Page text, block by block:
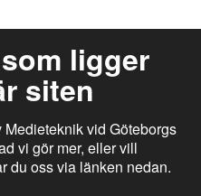
ligger
siten
vid Göteborgs
vi gör mer, eller vill
du oss via länken nedan.